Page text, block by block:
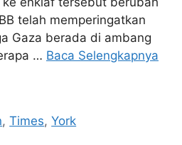
telah memperingatkan
Gaza berada di ambang
… Baca Selengkapnya
,Times,York